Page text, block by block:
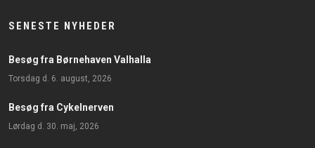
SENESTE NYHEDER
Besøg fra Børnehaven Valhalla
torsdag d. 6. august, 2026
Besøg fra Cykelnerven
lørdag d. 30. maj, 2026